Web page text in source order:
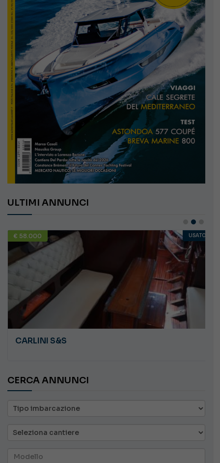
ULTIMI ANNUNCI
€ 58.000 USATO
CARLINI S&S
CERCA ANNUNCI